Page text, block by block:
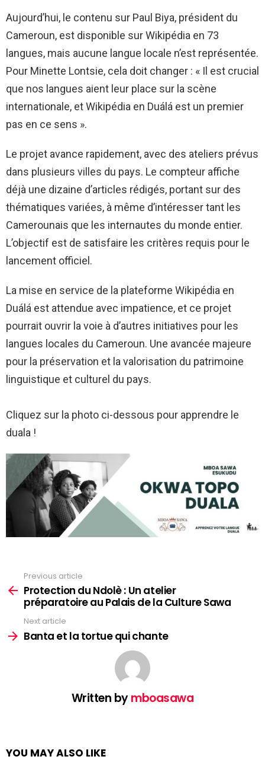
Aujourd’hui, le contenu sur Paul Biya, président du
Cameroun, est disponible sur Wikipédia en 73
langues, mais aucune langue locale n’est représentée.
Pour Minette Lontsie, cela doit changer : « Il est crucial
que nos langues aient leur place sur la scène
internationale, et Wikipédia en Duálá est un premier
pas en ce sens ».
Le projet avance rapidement, avec des ateliers prévus
dans plusieurs villes du pays. Le compteur affiche
déjà une dizaine d’articles rédigés, portant sur des
thématiques variées, à même d’intéresser tant les
Camerounais que les internautes du monde entier.
L’objectif est de satisfaire les critères requis pour le
lancement officiel.
La mise en service de la plateforme Wikipédia en
Duálá est attendue avec impatience, et ce projet
pourrait ouvrir la voie à d’autres initiatives pour les
langues locales du Cameroun. Une avancée majeure
pour la préservation et la valorisation du patrimoine
linguistique et culturel du pays.
Cliquez sur la photo ci-dessous pour apprendre le
duala !
more
Previous article
Protection du Ndolè : Un atelier
préparatoire au Palais de la Culture Sawa
Next article
Banta et la tortue qui chante
Written bymboasawa
YOU MAY ALSO LIKE